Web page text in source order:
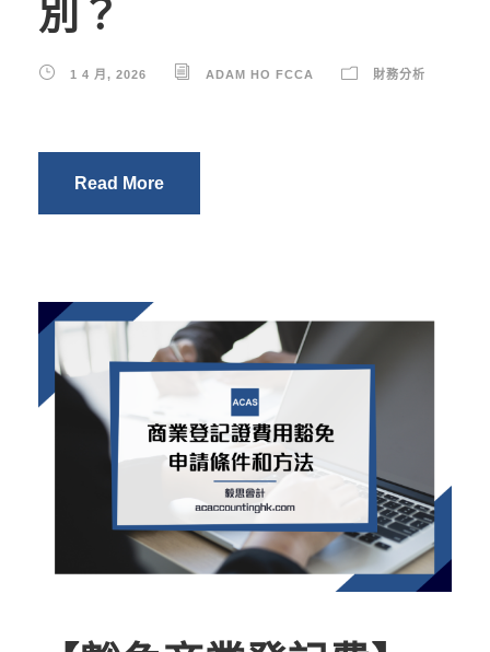
別？
1 4 月, 2026 ADAM HO FCCA 財務分析
Read More